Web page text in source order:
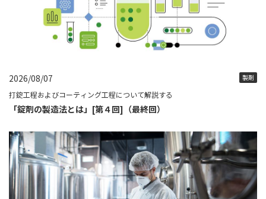
2026/08/07 製剤
打錠工程およびコーティング工程について解説する
「錠剤の製造法とは」[第４回]（最終回）